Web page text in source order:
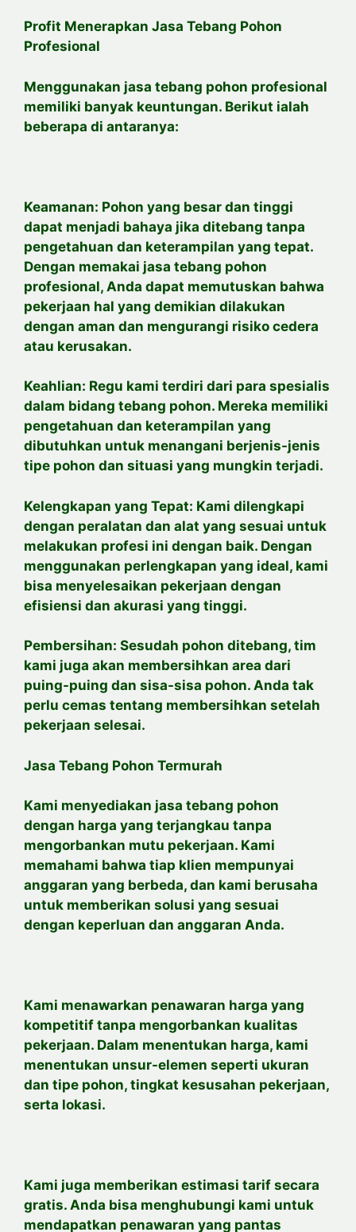
Profit Menerapkan Jasa Tebang Pohon
Profesional
Menggunakan jasa tebang pohon profesional
memiliki banyak keuntungan. Berikut ialah
beberapa di antaranya:
Keamanan: Pohon yang besar dan tinggi
dapat menjadi bahaya jika ditebang tanpa
pengetahuan dan keterampilan yang tepat.
Dengan memakai jasa tebang pohon
profesional, Anda dapat memutuskan bahwa
pekerjaan hal yang demikian dilakukan
dengan aman dan mengurangi risiko cedera
atau kerusakan.
Keahlian: Regu kami terdiri dari para spesialis
dalam bidang tebang pohon. Mereka memiliki
pengetahuan dan keterampilan yang
dibutuhkan untuk menangani berjenis-jenis
tipe pohon dan situasi yang mungkin terjadi.
Kelengkapan yang Tepat: Kami dilengkapi
dengan peralatan dan alat yang sesuai untuk
melakukan profesi ini dengan baik. Dengan
menggunakan perlengkapan yang ideal, kami
bisa menyelesaikan pekerjaan dengan
efisiensi dan akurasi yang tinggi.
Pembersihan: Sesudah pohon ditebang, tim
kami juga akan membersihkan area dari
puing-puing dan sisa-sisa pohon. Anda tak
perlu cemas tentang membersihkan setelah
pekerjaan selesai.
Jasa Tebang Pohon Termurah
Kami menyediakan jasa tebang pohon
dengan harga yang terjangkau tanpa
mengorbankan mutu pekerjaan. Kami
memahami bahwa tiap klien mempunyai
anggaran yang berbeda, dan kami berusaha
untuk memberikan solusi yang sesuai
dengan keperluan dan anggaran Anda.
Kami menawarkan penawaran harga yang
kompetitif tanpa mengorbankan kualitas
pekerjaan. Dalam menentukan harga, kami
menentukan unsur-elemen seperti ukuran
dan tipe pohon, tingkat kesusahan pekerjaan,
serta lokasi.
Kami juga memberikan estimasi tarif secara
gratis. Anda bisa menghubungi kami untuk
mendapatkan penawaran yang pantas